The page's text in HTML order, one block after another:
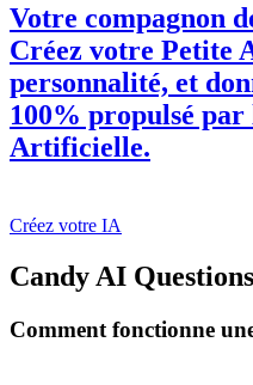
Votre compagnon
Créez votre Petite
personnalité, et
100% propulsé
Artificielle.
Créez votre IA
Candy AI
Comment fonctionne